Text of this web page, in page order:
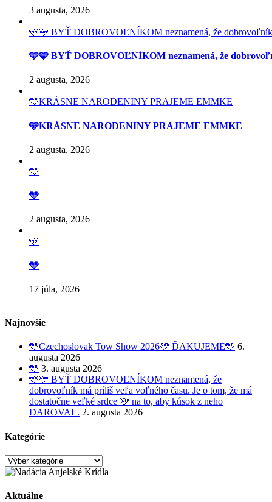
3 augusta, 2026
🩵🩵 BYŤ DOBROVOĽNÍKOM neznamená, že dobrovoľník
🩵🩵 BYŤ DOBROVOĽNÍKOM neznamená, že
2 augusta, 2026
🩵KRÁSNE NARODENINY PRAJEME EMMKE
🩵KRÁSNE NARODENINY PRAJEME EMMKE
2 augusta, 2026
🩵
🩵
2 augusta, 2026
🩵
🩵
17 júla, 2026
Najnovšie
🩵Czechoslovak Tow Show 2026🩵 ĎAKUJEME🩵 6.
augusta 2026
🩵 3. augusta 2026
🩵🩵 BYŤ DOBROVOĽNÍKOM neznamená, že
dobrovoľník má príliš veľa voľného času. Je o tom, že má
dostatočne veľké srdce 🩵 na to, aby kúsok z neho
DAROVAL. 2. augusta 2026
Kategórie
Kategórie
Aktuálne